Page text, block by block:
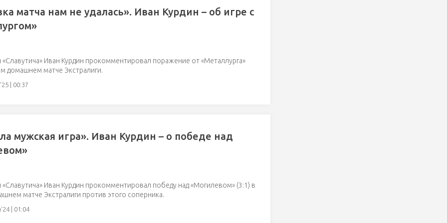
матча нам не удалась». Иван Курдин – об игре с
Иван Курдин прокомментировал поражение от «Металлурга»
домашнем матче Экстралиги.
| 00:37
мужская игра». Иван Курдин – о победе над
Иван Курдин прокомментировал победу над «Могилевом» (3:1) в
матче Экстралиги против этого соперника.
| 01:04